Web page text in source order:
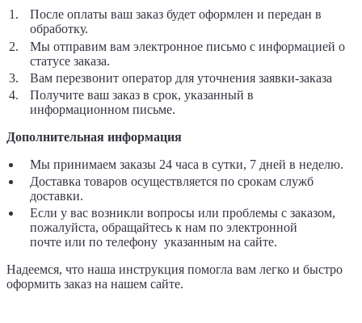
После оплаты ваш заказ будет оформлен и передан в
обработку.
Мы отправим вам электронное письмо с информацией о
статусе заказа.
Вам перезвонит оператор для уточнения заявки-заказа
Получите ваш заказ в срок, указанный в
информационном письме.
Дополнительная информация
Мы принимаем заказы 24 часа в сутки, 7 дней в неделю.
Доставка товаров осуществляется по срокам служб
доставки.
Если у вас возникли вопросы или проблемы с заказом,
пожалуйста, обращайтесь к нам по электронной
почте или по телефону указанным на сайте.
Надеемся, что наша инструкция помогла вам легко и быстро
оформить заказ на нашем сайте.